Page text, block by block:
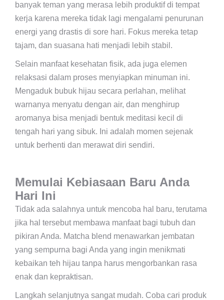
banyak teman yang merasa lebih produktif di tempat
kerja karena mereka tidak lagi mengalami penurunan
energi yang drastis di sore hari. Fokus mereka tetap
tajam, dan suasana hati menjadi lebih stabil.
Selain manfaat kesehatan fisik, ada juga elemen
relaksasi dalam proses menyiapkan minuman ini.
Mengaduk bubuk hijau secara perlahan, melihat
warnanya menyatu dengan air, dan menghirup
aromanya bisa menjadi bentuk meditasi kecil di
tengah hari yang sibuk. Ini adalah momen sejenak
untuk berhenti dan merawat diri sendiri.
Memulai Kebiasaan Baru Anda
Hari Ini
Tidak ada salahnya untuk mencoba hal baru, terutama
jika hal tersebut membawa manfaat bagi tubuh dan
pikiran Anda. Matcha blend menawarkan jembatan
yang sempurna bagi Anda yang ingin menikmati
kebaikan teh hijau tanpa harus mengorbankan rasa
enak dan kepraktisan.
Langkah selanjutnya sangat mudah. Coba cari produk